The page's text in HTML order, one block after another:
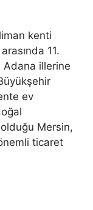
kenti
11.
Adana illerine
ev
Mersin,
ticaret